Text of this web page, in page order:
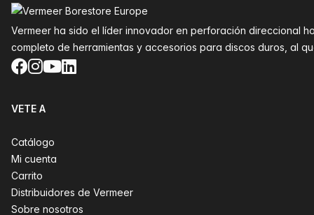
Vermeer ha sido el líder innovador en perforación direccional
completo de herramientas y accesorios para discos duros, al
Facebook
Instagram
YouTube
LinkedIn
VETE A
Catálogo
Mi cuenta
Carrito
Distribuidores de Vermeer
Sobre nosotros